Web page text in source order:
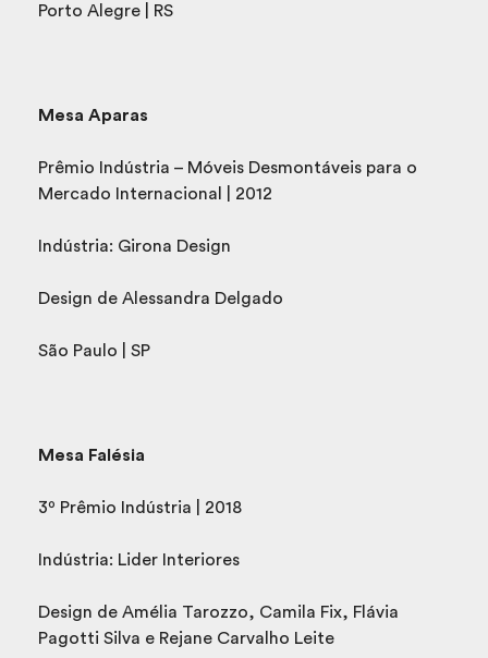
Porto Alegre | RS
Mesa Aparas
Prêmio Indústria – Móveis Desmontáveis para o
Mercado Internacional | 2012
Indústria: Girona Design
Design de Alessandra Delgado
São Paulo | SP
Mesa Falésia
3º Prêmio Indústria | 2018
Indústria: Lider Interiores
Design de Amélia Tarozzo, Camila Fix, Flávia
Pagotti Silva e Rejane Carvalho Leite